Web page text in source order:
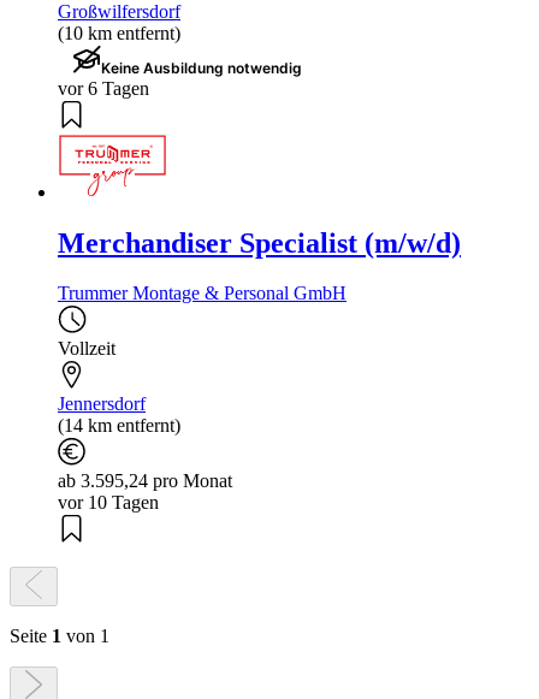
Großwilfersdorf
(10 km entfernt)
Keine Ausbildung notwendig
vor 6 Tagen
Merchandiser Specialist (m/w/d)
Trummer Montage & Personal GmbH
Vollzeit
Jennersdorf
(14 km entfernt)
ab 3.595,24 pro Monat
vor 10 Tagen
Seite 1 von 1